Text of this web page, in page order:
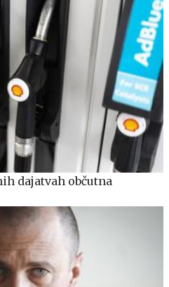
dajatvah občutna